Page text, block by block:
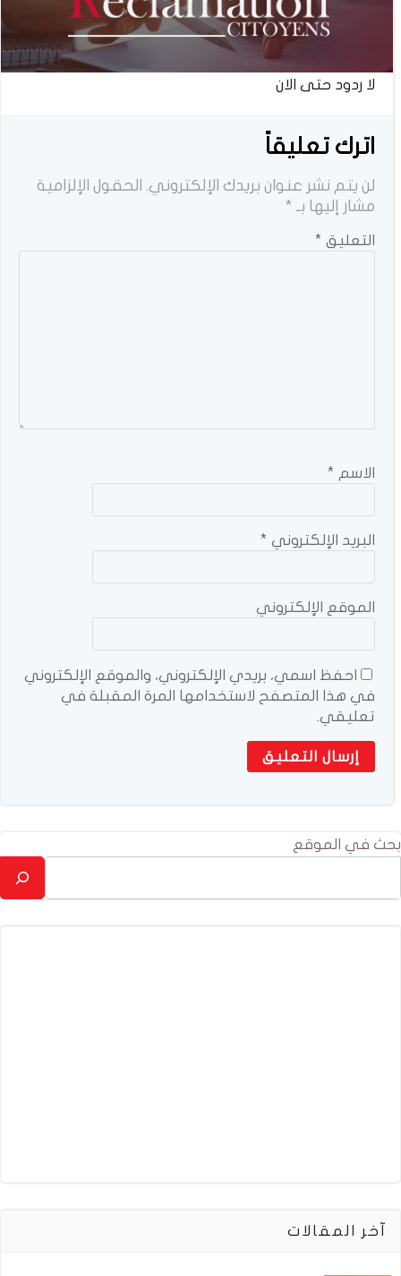
لا ردود حتى الان
اترك تعليقاً
لن يتم نشر عنوان بريدك الإلكتروني. الحقول الإلزامية
مشار إليها بـ *
التعليق *
الاسم *
البريد الإلكتروني *
الموقع الإلكتروني
احفظ اسمي، بريدي الإلكتروني، والموقع الإلكتروني
في هذا المتصفح لاستخدامها المرة المقبلة في
تعليقي.
بحث في الموقع
آخر المقالات